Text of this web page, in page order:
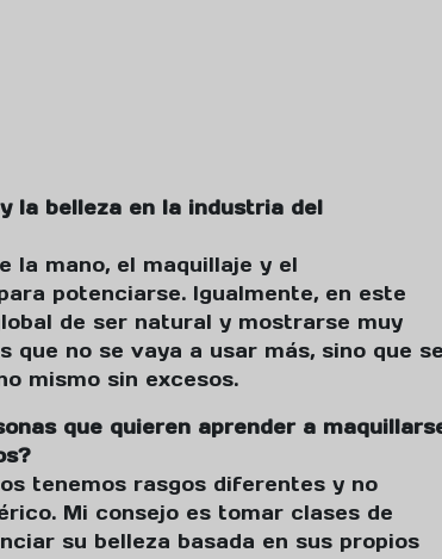
la belleza en la industria del
la mano, el maquillaje y el
potenciarse. Igualmente, en este
de ser natural y mostrarse muy
no se vaya a usar más, sino que se
mismo sin excesos.
que quieren aprender a
tenemos rasgos diferentes y no
Mi consejo es tomar clases de
su belleza basada en sus propios